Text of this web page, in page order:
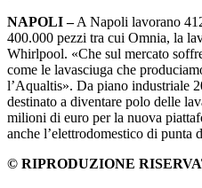
NAPOLI –A Napoli lavorano
400.000 pezzi tra cui Omnia, la
Whirlpool. «Che sul mercato
come le lavasciuga che
l’Aqualtis». Da piano industriale
destinato a diventare polo delle
milioni di euro per la nuova
anche l’elettrodomestico di punta
© RIPRODUZIONE